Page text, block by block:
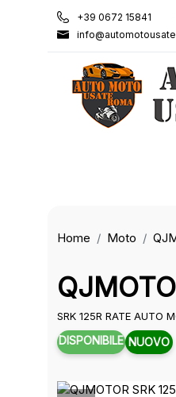
+39 0672 15841
Home Moto
SRK 125R RATE AUTO
DISPONIBILE NUOVO